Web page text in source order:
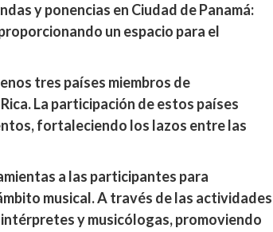
y ponencias en Ciudad de Panamá:
un espacio para el
tres países miembros de
La participación de estos países
fortaleciendo los lazos entre las
a las participantes para
musical. A través de las actividades
y musicólogas, promoviendo